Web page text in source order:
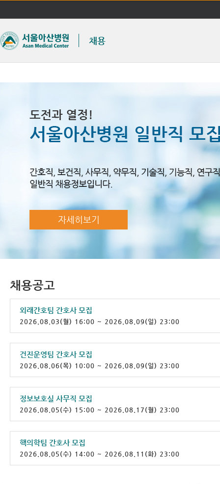
채용
자세히보기
채용공고
외래간호팀 간호사 모집
2026.08.03(월) 16:00 ~ 2026.08.09(일) 23:00
건진운영팀 간호사 모집
2026.08.06(목) 10:00 ~ 2026.08.09(일) 23:00
정보보호실 사무직 모집
2026.08.05(수) 15:00 ~ 2026.08.17(월) 23:00
핵의학팀 간호사 모집
2026.08.05(수) 14:00 ~ 2026.08.11(화) 23:00